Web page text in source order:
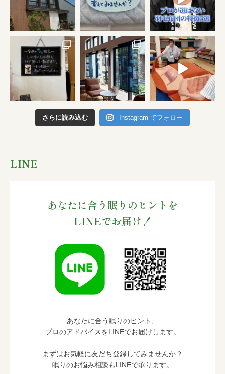
さらに読み込む Instagram でフォロー
LINE
あなたに合う眠りのヒントを
LINEでお届け！
あなたに合う眠りのヒント、
プロのアドバイスをLINEでお届けします。
まずはお気軽に友だち登録してみませんか？
眠りのお悩み相談もLINEで承ります。